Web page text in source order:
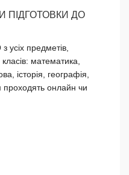
ПІДГОТОВКИ ДО
усіх предметів,
математика,
історія, географія,
проходять онлайн чи